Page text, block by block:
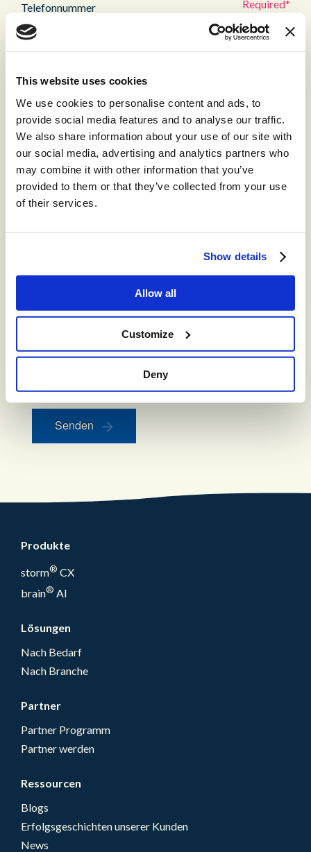
This website uses cookies
We use cookies to personalise content and ads, to
provide social media features and to analyse our traffic.
We also share information about your use of our site with
our social media, advertising and analytics partners who
may combine it with other information that you’ve
provided to them or that they’ve collected from your use
of their services.
Show details
Allow all
Customize
Deny
Telefonnummer
Ihre Rolle im Unternehmen
Ich bestätige, dass ich die
vorliegende
Datenschutzerklärung
genommen habe und erkläre mich mit dem Absenden
Indem Sie das untenstehende Kästchen ankreuzen,
Marketingkommunikation von Content Guru GmbH
bei jeder Kontaktaufnahme die Möglichkeit zur
Ja, ich bin damit einverstanden, Marketingkommunikation von
Content Guru GmbH und Redwood Technologies zu erhalten.
Senden
Produkte
storm® CX
brain® AI
Lösungen
Nach Bedarf
Nach Branche
Partner
Partner Programm
Partner werden
Ressourcen
Blogs
Erfolgsgeschichten unserer Kunden
News